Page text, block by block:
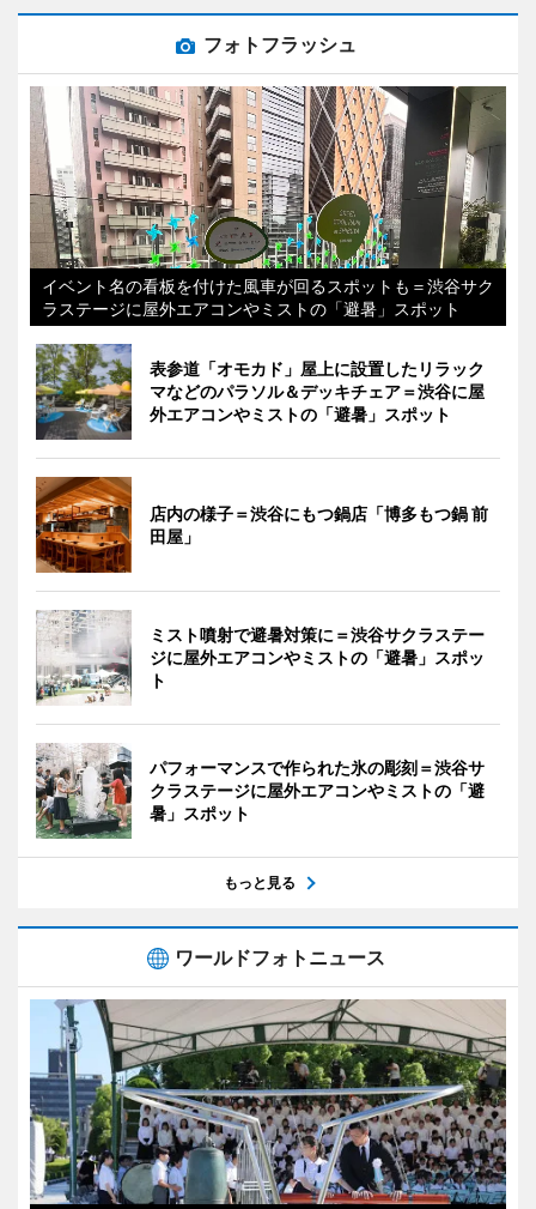
フォトフラッシュ
イベント名の看板を付けた風車が回るスポットも＝渋谷サク
ラステージに屋外エアコンやミストの「避暑」スポット
表参道「オモカド」屋上に設置したリラック
マなどのパラソル＆デッキチェア＝渋谷に屋
外エアコンやミストの「避暑」スポット
店内の様子＝渋谷にもつ鍋店「博多もつ鍋 前
田屋」
ミスト噴射で避暑対策に＝渋谷サクラステー
ジに屋外エアコンやミストの「避暑」スポッ
ト
パフォーマンスで作られた氷の彫刻＝渋谷サ
クラステージに屋外エアコンやミストの「避
暑」スポット
もっと見る
ワールドフォトニュース